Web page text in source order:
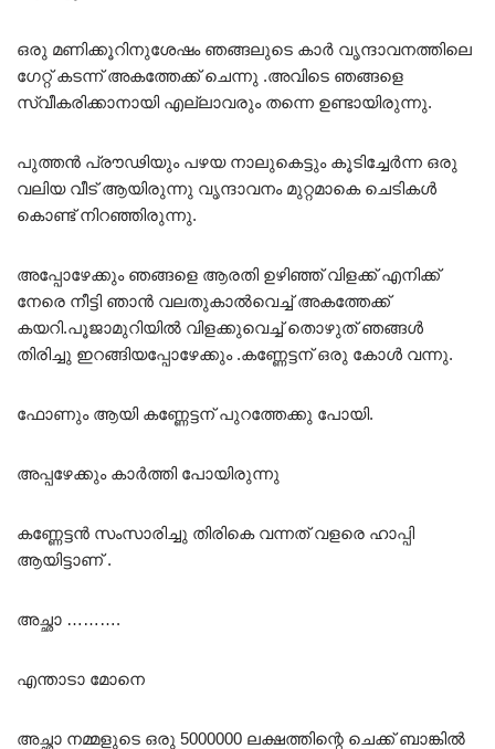
ഒരു മണിക്കൂറിനുശേഷം ഞങ്ങലുടെ കാർ വൃന്ദാവനത്തിലെ
ഗേറ്റ് കടന്ന് അകത്തേക്ക് ചെന്നു .അവിടെ ഞങ്ങളെ
സ്വീകരിക്കാനായി എല്ലാവരും തന്നെ ഉണ്ടായിരുന്നു.
പുത്തൻ പ്രൗഢിയും പഴയ നാലുകെട്ടും കൂടിച്ചേർന്ന ഒരു
വലിയ വീട് ആയിരുന്നു വൃന്ദാവനം മുറ്റമാകെ ചെടികൾ
കൊണ്ട് നിറഞ്ഞിരുന്നു.
അപ്പോഴേക്കും ഞങ്ങളെ ആരതി ഉഴിഞ്ഞ് വിളക്ക് എനിക്ക്
നേരെ നീട്ടി ഞാൻ വലതുകാൽവെച്ച് അകത്തേക്ക്
കയറി.പൂജാമുറിയിൽ വിളക്കുവെച്ച് തൊഴുത് ഞങ്ങൾ
തിരിച്ചു ഇറങ്ങിയപ്പോഴേക്കും .കണ്ണേട്ടന് ഒരു കോൾ വന്നു.
ഫോണും ആയി കണ്ണേട്ടന് പുറത്തേക്കു പോയി.
അപ്പഴേക്കും കാർത്തി പോയിരുന്നു
കണ്ണേട്ടൻ സംസാരിച്ചു തിരികെ വന്നത് വളരെ ഹാപ്പി
ആയിട്ടാണ് .
അച്ഛാ ……….
എന്താടാ മോനെ
അച്ഛാ നമ്മളുടെ ഒരു 5000000 ലക്ഷത്തിന്റെ ചെക്ക് ബാങ്കിൽ